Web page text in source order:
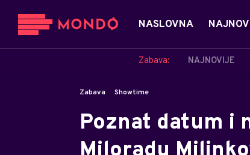
NASLOVNA
Zabava: NAJNOVIJE
Zabava Showtime
Poznat datum i